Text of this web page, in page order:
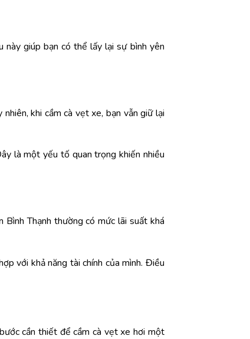
giúp bạn có thể lấy lại sự bình yên
khi cầm cà vẹt xe, bạn vẫn giữ lại
là một yếu tố quan trọng khiến nhiều
Thạnh thường có mức lãi suất khá
với khả năng tài chính của mình. Điều
cần thiết để cầm cà vẹt xe hơi một